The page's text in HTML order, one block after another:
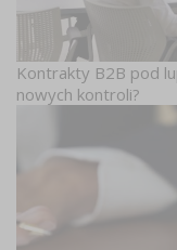
Kontrakty B2B pod
nowych kontroli?